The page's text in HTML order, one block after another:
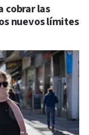
cobrar las
nuevos límites